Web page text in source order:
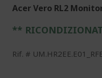
Acer Vero RL2
**
Rif.